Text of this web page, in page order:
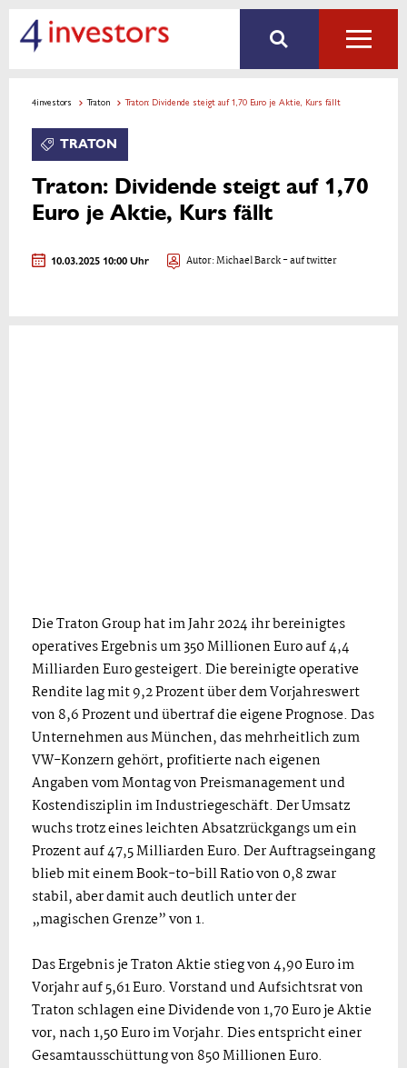
4investors Traton Traton: Dividende steigt auf 1,70 Euro je Aktie, Kurs fällt
TRATON
Traton: Dividende steigt auf 1,70
Euro je Aktie, Kurs fällt
10.03.2025 10:00 Uhr Autor:Michael Barck- auf twitter
Die Traton Group hat im Jahr 2024 ihr bereinigtes
operatives Ergebnis um 350 Millionen Euro auf 4,4
Milliarden Euro gesteigert. Die bereinigte operative
Rendite lag mit 9,2 Prozent über dem Vorjahreswert
von 8,6 Prozent und übertraf die eigene Prognose. Das
Unternehmen aus München, das mehrheitlich zum
VW-Konzern gehört, profitierte nach eigenen
Angaben vom Montag von Preismanagement und
Kostendisziplin im Industriegeschäft. Der Umsatz
wuchs trotz eines leichten Absatzrückgangs um ein
Prozent auf 47,5 Milliarden Euro. Der Auftragseingang
blieb mit einem Book-to-bill Ratio von 0,8 zwar
stabil, aber damit auch deutlich unter der
„magischen Grenze” von 1.
Das Ergebnis je Traton Aktie stieg von 4,90 Euro im
Vorjahr auf 5,61 Euro. Vorstand und Aufsichtsrat von
Traton schlagen eine Dividende von 1,70 Euro je Aktie
vor, nach 1,50 Euro im Vorjahr. Dies entspricht einer
Gesamtausschüttung von 850 Millionen Euro.